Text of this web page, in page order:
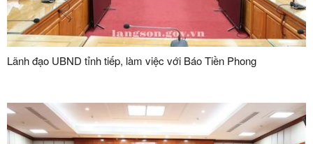
Lãnh đạo UBND tỉnh tiếp, làm việc với Báo Tiền Phong